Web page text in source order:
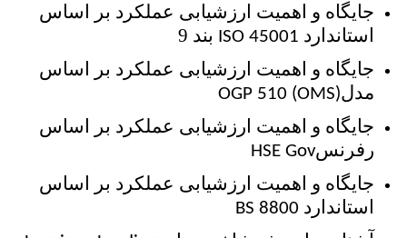
جایگاه و اهمیت ارزشیابی عملکرد بر اساس
استاندارد ISO 45001 بند 9
جایگاه و اهمیت ارزشیابی عملکرد بر اساس
مدلOGP 510 (OMS)
جایگاه و اهمیت ارزشیابی عملکرد بر اساس
رفرنسHSE Gov
جایگاه و اهمیت ارزشیابی عملکرد بر اساس
استاندارد BS 8800